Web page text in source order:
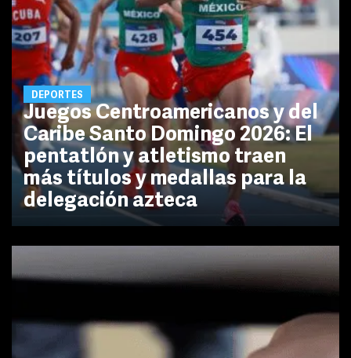
DEPORTES
Juegos Centroamericanos y del
Caribe Santo Domingo 2026: El
pentatlón y atletismo traen
más títulos y medallas para la
delegación azteca